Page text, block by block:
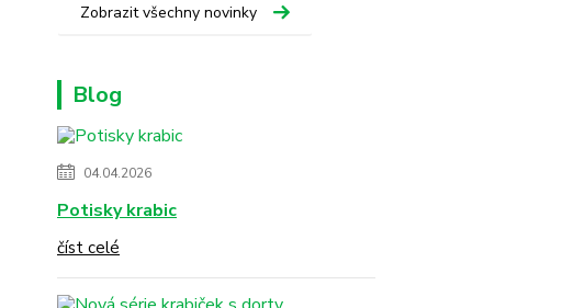
Zobrazit všechny novinky
Blog
04.04.2026
Potisky krabic
číst celé